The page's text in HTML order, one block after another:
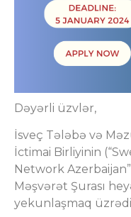
Dəyərli üzvlər,
İsveç Tələbə və
İctimai Birliyinin
Network
Məşvərət Şurası
yekunlaşmaq